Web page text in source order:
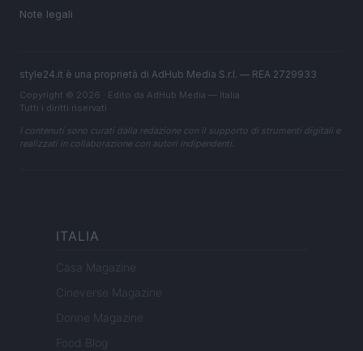
Note legali
style24.it è una proprietà di AdHub Media S.r.l. — REA 2729933
Copyright © 2026 · Edito da AdHub Media — Italia
Tutti i diritti riservati
I contenuti sono curati dalla redazione con il supporto di strumenti digitali e
realizzati in collaborazione con autori indipendenti.
ITALIA
Casa Magazine
Cineverse Magazine
Donne Magazine
Food Blog